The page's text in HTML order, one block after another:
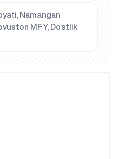
Namangan
MFY, Do‘stlik